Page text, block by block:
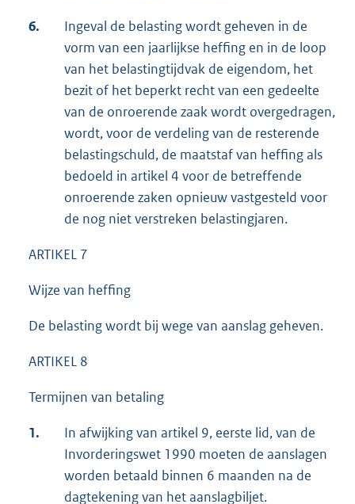
6.
Ingeval de belasting wordt geheven in de
vorm van een jaarlijkse heffing en in de loop
van het belastingtijdvak de eigendom, het
bezit of het beperkt recht van een gedeelte
van de onroerende zaak wordt overgedragen,
wordt, voor de verdeling van de resterende
belastingschuld, de maatstaf van heffing als
bedoeld in artikel 4 voor de betreffende
onroerende zaken opnieuw vastgesteld voor
de nog niet verstreken belastingjaren.
ARTIKEL 7
Wijze van heffing
De belasting wordt bij wege van aanslag geheven.
ARTIKEL 8
Termijnen van betaling
1.
In afwijking van artikel 9, eerste lid, van de
Invorderingswet 1990 moeten de aanslagen
worden betaald binnen 6 maanden na de
dagtekening van het aanslagbiljet.